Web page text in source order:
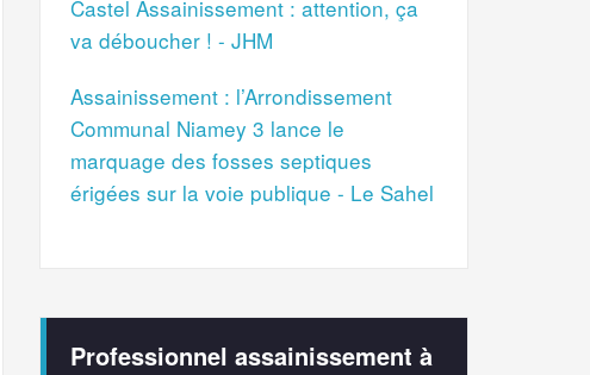
Castel Assainissement : attention, ça
va déboucher ! - JHM
Assainissement : l’Arrondissement
Communal Niamey 3 lance le
marquage des fosses septiques
érigées sur la voie publique - Le Sahel
Professionnel assainissement à